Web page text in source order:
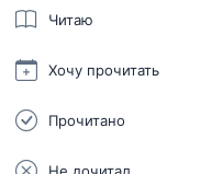
Читаю
Хочу прочитать
Прочитано
Не дочитал